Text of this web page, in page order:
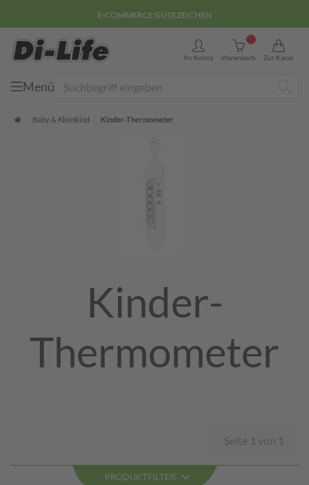
E-COMMERCE GÜTEZEICHEN
Ihr Konto Warenkorb
0
Zur Kasse
Menü
Startseite
Baby & Kleinkind Kinder-Thermometer
Kinder-
Thermometer
Seite 1 von 1
PRODUKTFILTER